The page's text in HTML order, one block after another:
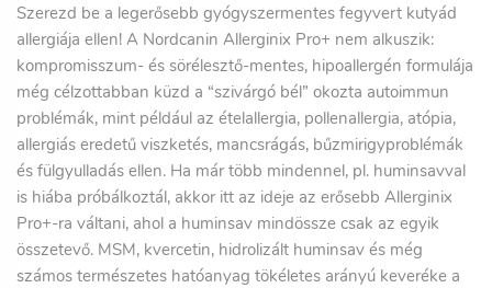
Szerezd be a legerősebb gyógyszermentes fegyvert kutyád
allergiája ellen! A Nordcanin Allerginix Pro+ nem alkuszik:
kompromisszum- és sörélesztő-mentes, hipoallergén formulája
még célzottabban küzd a “szivárgó bél” okozta autoimmun
problémák, mint például az ételallergia, pollenallergia, atópia,
allergiás eredetű viszketés, mancsrágás, bűzmirigyproblémák
és fülgyulladás ellen. Ha már több mindennel, pl. huminsavval
is hiába próbálkoztál, akkor itt az ideje az erősebb Allerginix
Pro+-ra váltani, ahol a huminsav mindössze csak az egyik
összetevő. MSM, kvercetin, hidrolizált huminsav és még
számos természetes hatóanyag tökéletes arányú keveréke a